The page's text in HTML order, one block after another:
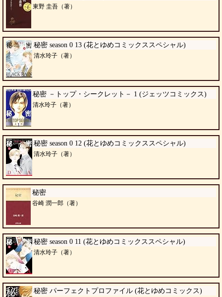
東野 圭吾（著）
秘密 season 0 13 (花とゆめコミックススペシャル)
清水玲子（著）
秘密 －トップ・シークレット－ 1 (ジェッツコミックス)
清水玲子（著）
秘密 season 0 12 (花とゆめコミックススペシャル)
清水玲子（著）
秘密
谷崎 潤一郎（著）
秘密 season 0 11 (花とゆめコミックススペシャル)
清水玲子（著）
秘密 パーフェクトプロファイル (花とゆめコミックス)